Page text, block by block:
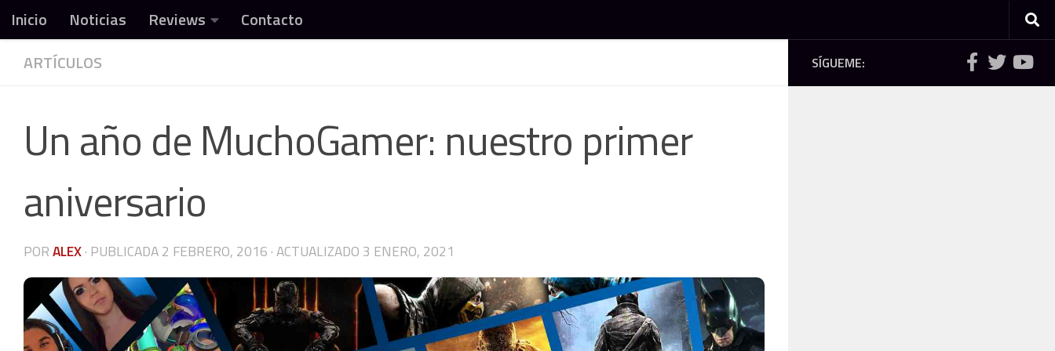
Debajo del contenido
Inicio Noticias Reviews Contacto
ARTÍCULOS
Un año de MuchoGamer: nuestro primer
aniversario
PORALEX· PUBLICADA2 FEBRERO, 2016 · ACTUALIZADO 3 ENERO, 2021
SÍGUEME: